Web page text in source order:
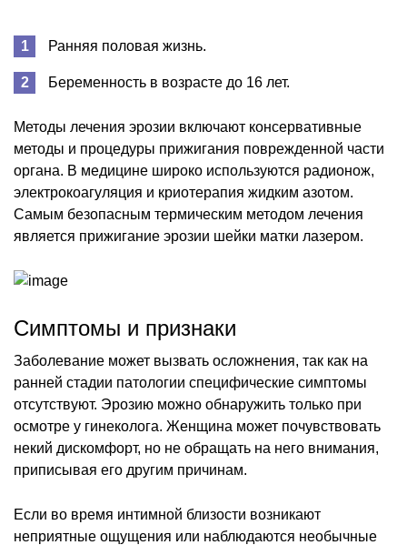
Ранняя половая жизнь.
Беременность в возрасте до 16 лет.
Методы лечения эрозии включают консервативные
методы и процедуры прижигания поврежденной части
органа. В медицине широко используются радионож,
электрокоагуляция и криотерапия жидким азотом.
Самым безопасным термическим методом лечения
является прижигание эрозии шейки матки лазером.
Симптомы и признаки
Заболевание может вызвать осложнения, так как на
ранней стадии патологии специфические симптомы
отсутствуют. Эрозию можно обнаружить только при
осмотре у гинеколога. Женщина может почувствовать
некий дискомфорт, но не обращать на него внимания,
приписывая его другим причинам.
Если во время интимной близости возникают
неприятные ощущения или наблюдаются необычные